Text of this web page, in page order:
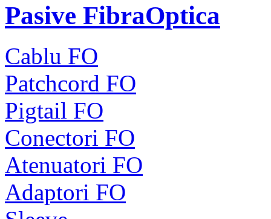
Pasive FibraOptica
Cablu FO
Patchcord FO
Pigtail FO
Conectori FO
Atenuatori FO
Adaptori FO